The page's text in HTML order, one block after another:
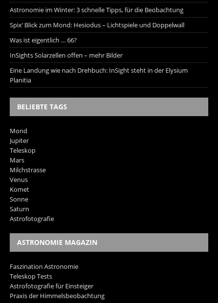
Astronomie im Winter: 3 schnelle Tipps, für die Beobachtung
Spix‘ Blick zum Mond: Hesiodus – Lichtspiele und Doppelwall
Was ist eigentlich … 66?
InSights Solarzellen offen – mehr Bilder
Eine Landung wie nach Drehbuch: InSight steht in der Elysium
Planitia
BELIEBTE TAGS
Mond
Jupiter
Teleskop
Mars
Milchstrasse
Venus
Komet
Sonne
Saturn
Astrofotografie
ASTRONOMIE MAGAZIN
Faszination Astronomie
Teleskop Tests
Astrofotografie für Einsteiger
Praxis der Himmelsbeobachtung